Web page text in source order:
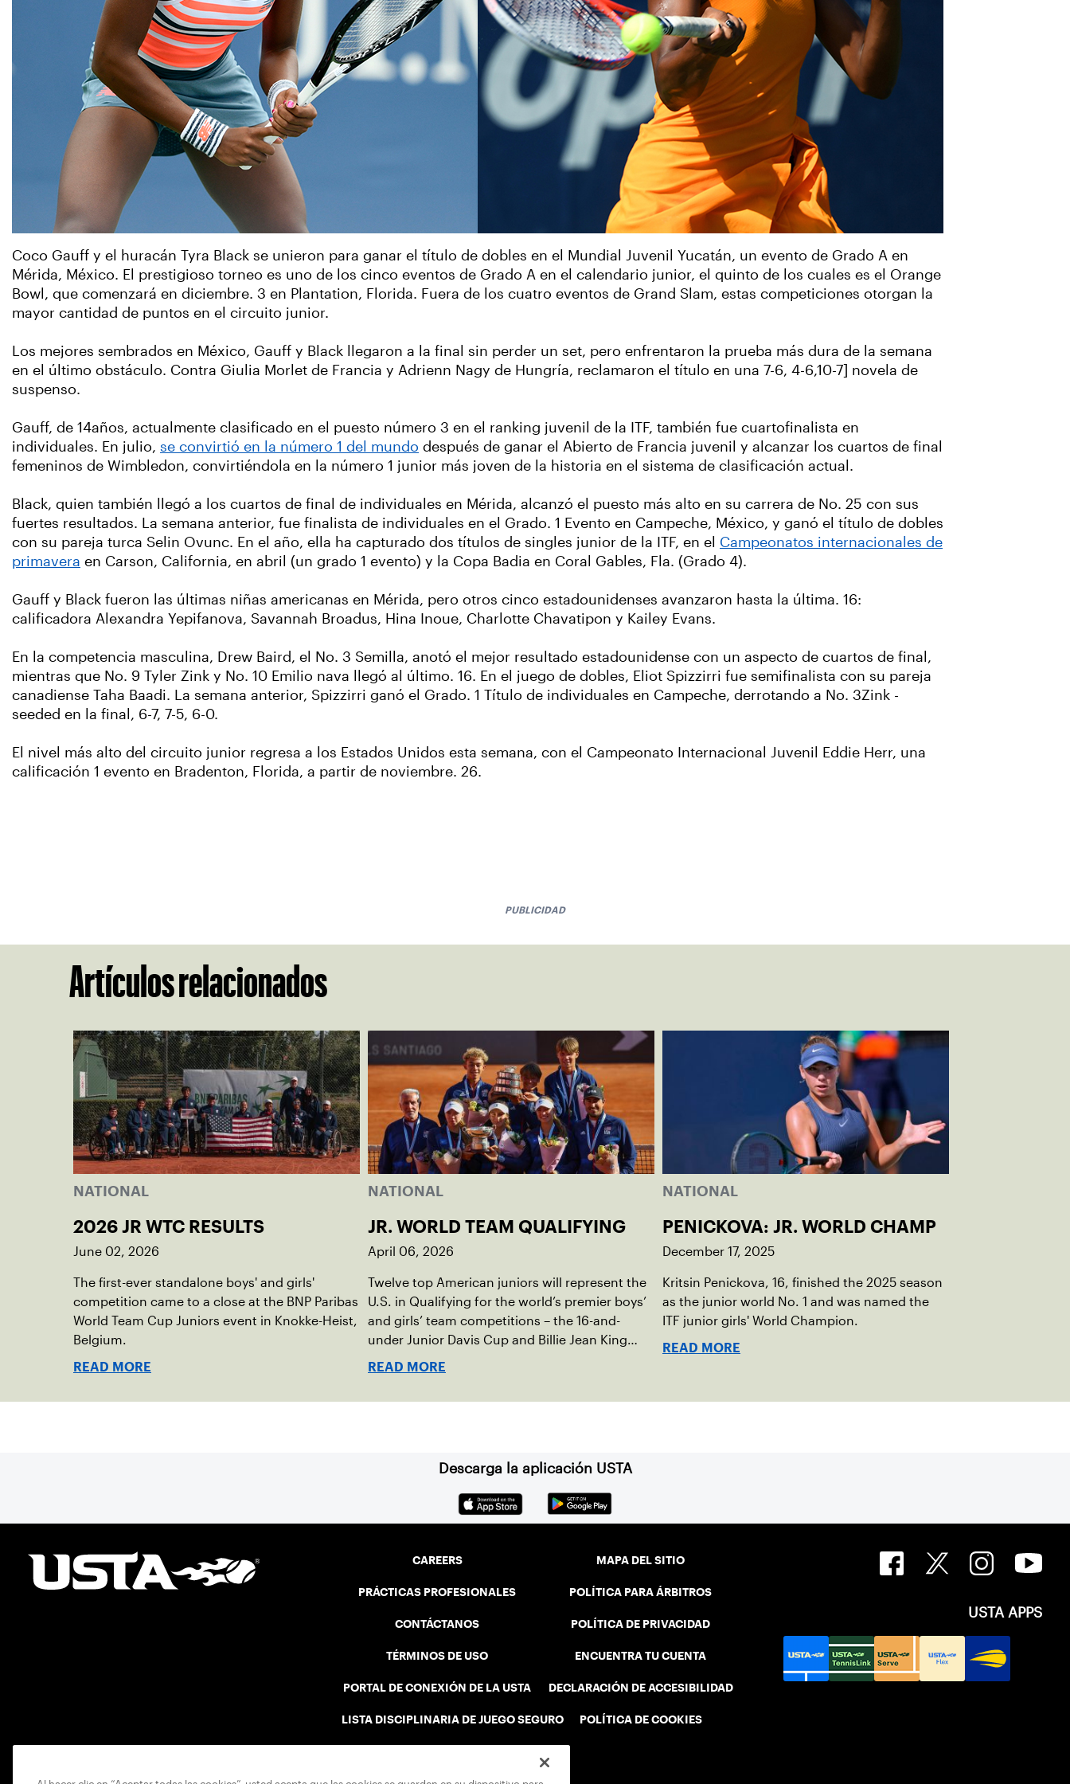
Coco Gauff y el huracán Tyra Black se unieron para ganar el título de dobles en el Mundial Juvenil Yucatán, un evento de Grado A en
Mérida, México. El prestigioso torneo es uno de los cinco eventos de Grado A en el calendario junior, el quinto de los cuales es el Orange
Bowl, que comenzará en diciembre. 3 en Plantation, Florida. Fuera de los cuatro eventos de Grand Slam, estas competiciones otorgan la
mayor cantidad de puntos en el circuito junior.
Los mejores sembrados en México, Gauff y Black llegaron a la final sin perder un set, pero enfrentaron la prueba más dura de la semana
en el último obstáculo. Contra Giulia Morlet de Francia y Adrienn Nagy de Hungría, reclamaron el título en una 7-6, 4-6,10-7] novela de
suspenso.
Gauff, de 14años, actualmente clasificado en el puesto número 3 en el ranking juvenil de la ITF, también fue cuartofinalista en
individuales. En julio, se convirtió en la número 1 del mundo después de ganar el Abierto de Francia juvenil y alcanzar los cuartos de final
femeninos de Wimbledon, convirtiéndola en la número 1 junior más joven de la historia en el sistema de clasificación actual.
Black, quien también llegó a los cuartos de final de individuales en Mérida, alcanzó el puesto más alto en su carrera de No. 25 con sus
fuertes resultados. La semana anterior, fue finalista de individuales en el Grado. 1 Evento en Campeche, México, y ganó el título de dobles
con su pareja turca Selin Ovunc. En el año, ella ha capturado dos títulos de singles junior de la ITF, en el Campeonatos internacionales de
primavera en Carson, California, en abril (un grado 1 evento) y la Copa Badia en Coral Gables, Fla. (Grado 4).
Gauff y Black fueron las últimas niñas americanas en Mérida, pero otros cinco estadounidenses avanzaron hasta la última. 16:
calificadora Alexandra Yepifanova, Savannah Broadus, Hina Inoue, Charlotte Chavatipon y Kailey Evans.
En la competencia masculina, Drew Baird, el No. 3 Semilla, anotó el mejor resultado estadounidense con un aspecto de cuartos de final,
mientras que No. 9 Tyler Zink y No. 10 Emilio nava llegó al último. 16. En el juego de dobles, Eliot Spizzirri fue semifinalista con su pareja
canadiense Taha Baadi. La semana anterior, Spizzirri ganó el Grado. 1 Título de individuales en Campeche, derrotando a No. 3Zink -
seeded en la final, 6-7, 7-5, 6-0.
El nivel más alto del circuito junior regresa a los Estados Unidos esta semana, con el Campeonato Internacional Juvenil Eddie Herr, una
calificación 1 evento en Bradenton, Florida, a partir de noviembre. 26.
PUBLICIDAD
Artículos relacionados
NATIONAL
2026 JR WTC RESULTS
June 02, 2026
The first-ever standalone boys' and girls'
competition came to a close at the BNP Paribas
World Team Cup Juniors event in Knokke-Heist,
Belgium.
READ MORE
NATIONAL
JR. WORLD TEAM QUALIFYING
April 06, 2026
Twelve top American juniors will represent the
U.S. in Qualifying for the world’s premier boys’
and girls’ team competitions – the 16-and-
under Junior Davis Cup and Billie Jean King
Cup by Gainbridge and the 14-and-under ITF
READ MORE
NATIONAL
PENICKOVA: JR. WORLD CHAMP
December 17, 2025
Kritsin Penickova, 16, finished the 2025 season
as the junior world No. 1 and was named the
ITF junior girls' World Champion.
READ MORE
Descarga la aplicación USTA
CAREERS
PRÁCTICAS PROFESIONALES
CONTÁCTANOS
TÉRMINOS DE USO
PORTAL DE CONEXIÓN DE LA USTA
LISTA DISCIPLINARIA DE JUEGO SEGURO
MAPA DEL SITIO
POLÍTICA PARA ÁRBITROS
POLÍTICA DE PRIVACIDAD
ENCUENTRA TU CUENTA
DECLARACIÓN DE ACCESIBILIDAD
POLÍTICA DE COOKIES
USTA APPS